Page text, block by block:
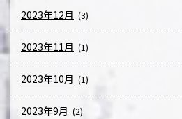
2023年12月 (3)
2023年11月 (1)
2023年10月 (1)
2023年9月 (2)